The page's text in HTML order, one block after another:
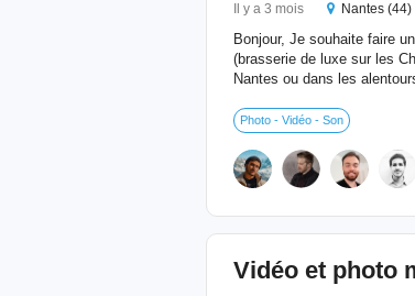
Il y a 3 mois Nantes (44)
Bonjour, Je souhaite faire
(brasserie de luxe sur les
Nantes ou dans les
Photo - Vidéo - Son
Vidéo et photo